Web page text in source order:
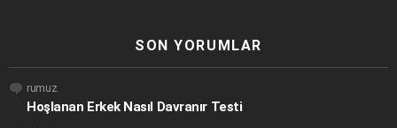
SON YORUMLAR
rumuz
Hoşlanan Erkek Nasıl Davranır Testi